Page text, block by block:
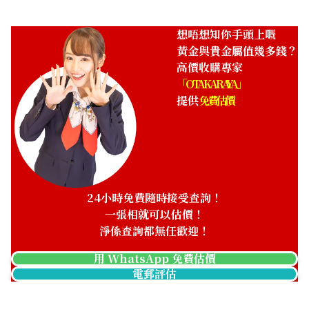
參考回收價
HKD 8,617.44
想唔想知你手頭上嘅
黃金與貴金屬值幾多錢？
高價收購專家
「OTAKARAYA」
提供免費估價
24小時免費隨時接受查詢！
一張相就可以估價！
淨係查詢都無任歡迎！
用 WhatsApp 免費估價
電郵評估